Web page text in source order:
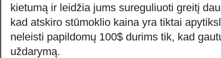
kietumą ir leidžia jums sureguliuoti greitį
kad atskiro stūmoklio kaina yra tiktai
neleisti papildomų 100$ durims tik, kad
uždarymą.